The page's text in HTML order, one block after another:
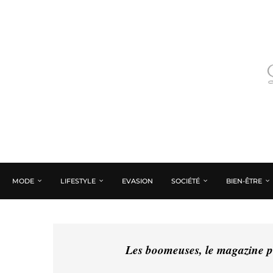
MODE LIFESTYLE EVASION SOCIÉTÉ BIEN-ÊTRE
Les boomeuses, le